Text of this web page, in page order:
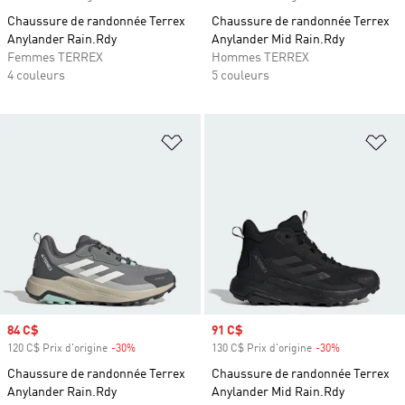
Chaussure de randonnée Terrex
Anylander Rain.Rdy
Femmes TERREX
4 couleurs
Chaussure de randonnée Terrex
Anylander Mid Rain.Rdy
Hommes TERREX
5 couleurs
Ajouter à la Liste de produits
Prix soldé
84 C$
120 C$ Prix d'origine -30%
Chaussure de randonnée Terrex
Anylander Rain.Rdy
Prix soldé
91 C$
130 C$ Prix d'origine -30%
Chaussure de randonnée Terrex
Anylander Mid Rain.Rdy